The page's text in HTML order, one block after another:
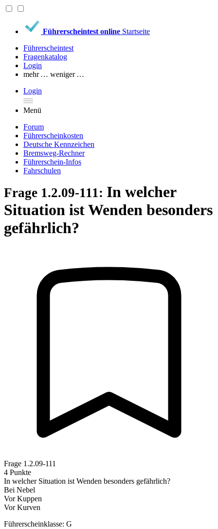
Führerscheintest online Startseite
Führerscheintest
Fragenkatalog
Login
mehr … weniger …
Login
Menü
Forum
Führerscheinkosten
Deutsche Kennzeichen
Bremsweg-Rechner
Führerschein-Infos
Fahrschulen
Frage 1.2.09-111: In welcher
Situation ist Wenden besonders
gefährlich?
Frage 1.2.09-111
4 Punkte
In welcher Situation ist Wenden besonders gefährlich?
Bei Nebel
Vor Kuppen
Vor Kurven
Führerscheinklasse: G